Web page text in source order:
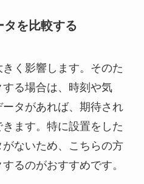
タを比較する
く影響します。そのた
る場合は、時刻や気
タがあれば、期待され
ます。特に設置をした
ないため、こちらの方
るのがおすすめです。